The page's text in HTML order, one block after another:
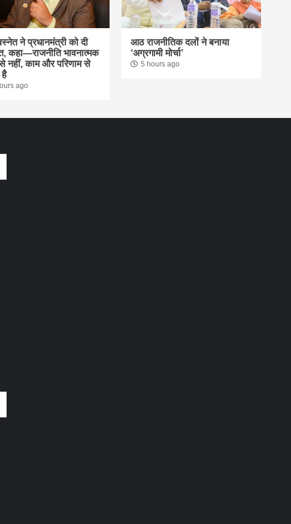
ने प्रधानमंत्री को दी
कहा—राजनीति भावनात्मक
नहीं, काम और परिणाम से
है
ago
आठ राजनीतिक दलों ने बनाया
‘अग्रगामी मोर्चा’
5 hours ago